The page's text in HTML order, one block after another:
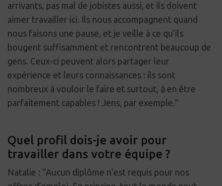
arrivants, pas mal de jobistes aussi, et ils doivent
aimer travailler ici. Ils nous accompagnent quand
nous faisons une pause, et je veille à ce qu’ils
bougent suffisamment et rencontrent beaucoup de
gens. Ceux-ci peuvent alors partager leur
expérience et leurs connaissances : ils sont
nombreux à vouloir le faire et surtout, à en être
parfaitement capables ! Jens, par exemple.”
Quel profil dois-je avoir pour
travailler dans votre équipe ?
Natalie : “Aucun diplôme n’est requis pour nos